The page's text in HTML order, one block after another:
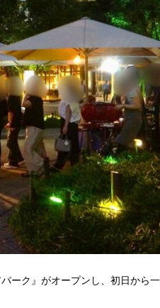
ーク』がオープンし、初日から